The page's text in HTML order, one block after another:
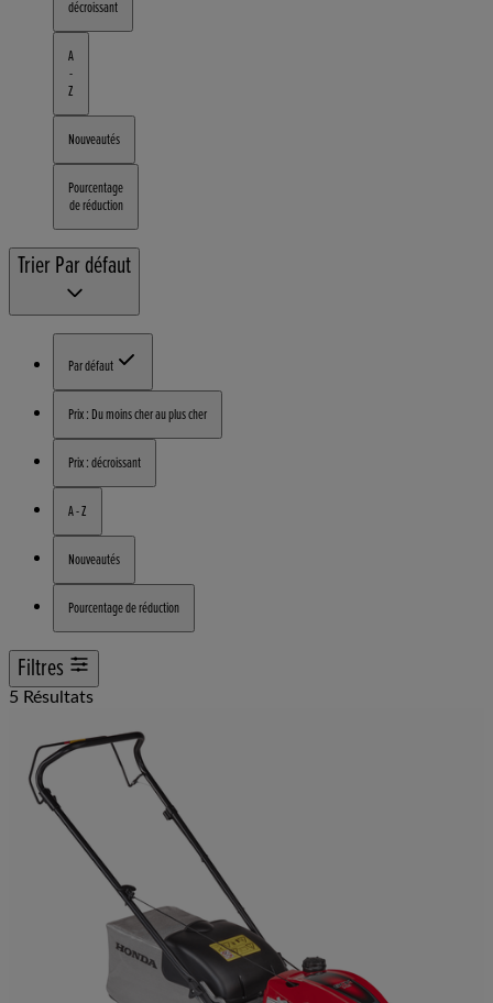
décroissant
A
-
Z
Nouveautés
Pourcentage
de réduction
Trier Par défaut
Par défaut
Prix : Du moins cher au plus cher
Prix : décroissant
A - Z
Nouveautés
Pourcentage de réduction
Filtres
5 Résultats